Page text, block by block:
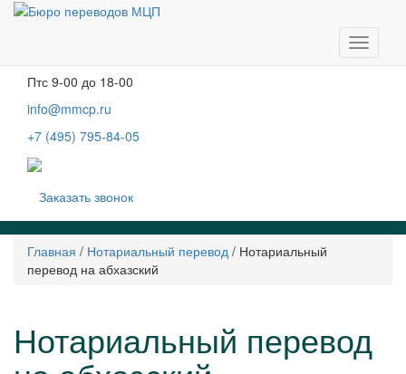
Москва, м. Тургеневская, Чистые пруды
Птс 9-00 до 18-00
info@mmcp.ru
+7 (495) 795-84-05
Заказать звонок
Главная / Нотариальный перевод / Нотариальный
перевод на абхазский
Нотариальный перевод